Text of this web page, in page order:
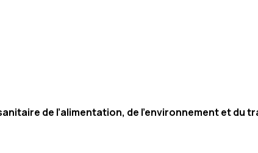
de l’alimentation, de l’environnement et du